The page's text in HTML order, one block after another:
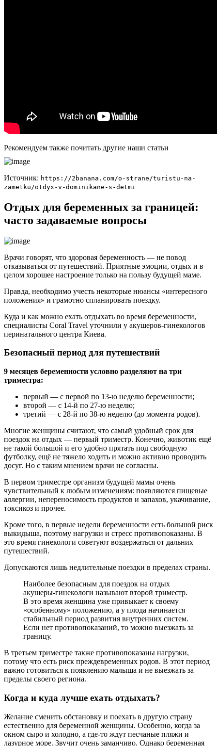
Рекомендуем также почитать другие наши статьи
Источник: https://2banana.com/o-strane/turistu-na-
zametku/otdyx-v-dominikane-s-detmi
Отдых для беременных за границей:
часто задаваемые вопросы
Врачи говорят, что здоровая беременность — не повод
отказываться от путешествий. Приятные эмоции, отдых и в
целом хорошее настроение только на пользу будущей маме.
Правда, необходимо учесть некоторые нюансы «интересного
положения» и грамотно спланировать поездку.
Куда и как можно ехать отдыхать во время беременности,
специалисты Coral Travel уточнили у акушеров-гинекологов
перинатального центра Киева.
Безопасный период для путешествий
9 месяцев беременности условно разделяют на три
триместра:
первый — с первой по 13-ю неделю беременности;
второй — с 14-й по 27-ю неделю;
третий — с 28-й по 38-ю неделю (до момента родов).
Многие женщины считают, что самый удобный срок для
поездок на отдых — первый триместр. Конечно, животик ещё
не такой большой и его удобно прятать под свободную
футболку, ещё не тяжело ходить и можно активно проводить
досуг. Но с таким мнением врачи не согласны.
В первом триместре организм будущей мамы очень
чувствительный к любым изменениям: появляются пищевые
аллергии, непереносимость продуктов и запахов, укачивание,
токсикоз и прочее.
Кроме того, в первые недели беременности есть большой риск
выкидыша, поэтому нагрузки и стресс противопоказаны. В
это время гинекологи советуют воздержаться от дальних
путешествий.
Допускаются лишь недлительные поездки в пределах страны.
Наиболее безопасным для поездок на отдых
акушеры-гинекологи называют второй триместр.
В это время женщина уже привыкает к своему
«особенному» положению, а у плода начинается
стабильный период развития внутренних систем.
Если нет противопоказаний, то можно выезжать за
границу.
В третьем триместре также противопоказаны нагрузки,
потому что есть риск преждевременных родов. В этот период
важно готовиться к появлению малыша и не выезжать за
пределы своего региона.
Когда и куда лучше ехать отдыхать?
Желание сменить обстановку и поехать в другую страну
естественно для беременной женщины. Особенно, когда за
окном сыро и холодно, а где-то ждут песчаные пляжи и
лазурное море. Звучит очень заманчиво. Однако беременная